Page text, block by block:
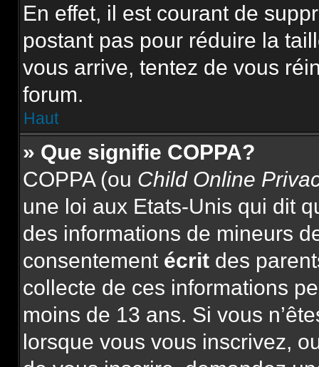
En effet, il est courant de
postant pas pour réduire la
vous arrive, tentez de vous
forum.
Haut
» Que signifie COPPA?
COPPA (ou Child Online
une loi aux Etats-Unis qui dit
des informations de mineurs
consentement écrit des
collecte de ces informations
moins de 13 ans. Si vous
lorsque vous vous inscrivez,